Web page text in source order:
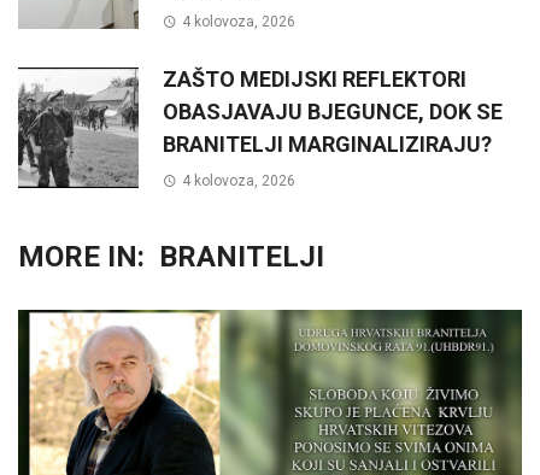
4 kolovoza, 2026
ZAŠTO MEDIJSKI REFLEKTORI
OBASJAVAJU BJEGUNCE, DOK SE
BRANITELJI MARGINALIZIRAJU?
4 kolovoza, 2026
MORE IN: BRANITELJI